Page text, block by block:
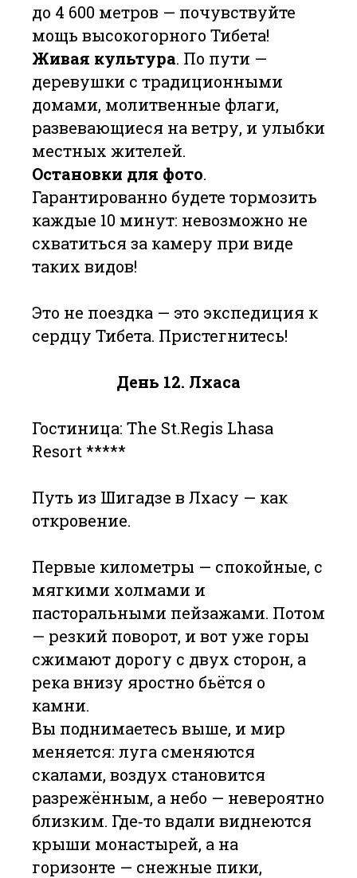
до 4 600 метров — почувствуйте
мощь высокогорного Тибета!
Живая культура. По пути —
деревушки с традиционными
домами, молитвенные флаги,
развевающиеся на ветру, и улыбки
местных жителей.
Остановки для фото.
Гарантированно будете тормозить
каждые 10 минут: невозможно не
схватиться за камеру при виде
таких видов!
Это не поездка — это экспедиция к
сердцу Тибета. Пристегнитесь!
День 12. Лхаса
Гостиница: The St.Regis Lhasa
Resort *****
Путь из Шигадзе в Лхасу — как
откровение.
Первые километры — спокойные, с
мягкими холмами и
пасторальными пейзажами. Потом
— резкий поворот, и вот уже горы
сжимают дорогу с двух сторон, а
река внизу яростно бьётся о
камни.
Вы поднимаетесь выше, и мир
меняется: луга сменяются
скалами, воздух становится
разрежённым, а небо — невероятно
близким. Где‑то вдали виднеются
крыши монастырей, а на
горизонте — снежные пики,